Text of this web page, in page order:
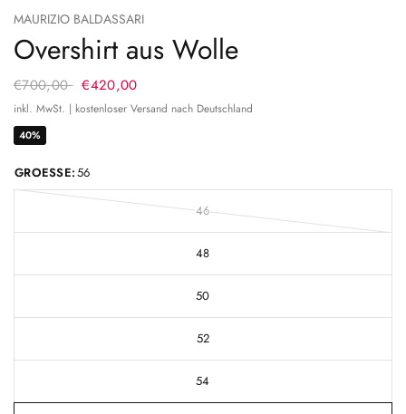
MAURIZIO BALDASSARI
Overshirt aus Wolle
€700,00 €420,00
inkl. MwSt. | kostenloser Versand nach Deutschland
40%
GROESSE:56
46
48
50
52
54